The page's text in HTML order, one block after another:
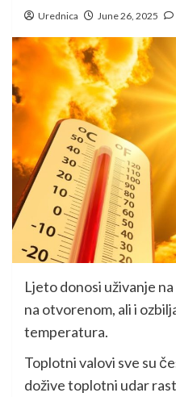
Urednica June 26, 2025
Ljeto donosi uživanje
na otvorenom, ali i
temperatura.
Toplotni valovi sve su
dožive toplotni udar